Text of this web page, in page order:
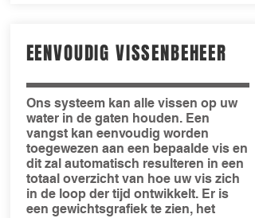
EENVOUDIG VISSENBEHEER
Ons systeem kan alle vissen op uw
water in de gaten houden. Een
vangst kan eenvoudig worden
toegewezen aan een bepaalde vis en
dit zal automatisch resulteren in een
totaal overzicht van hoe uw vis zich
in de loop der tijd ontwikkelt. Er is
een gewichtsgrafiek te zien, het